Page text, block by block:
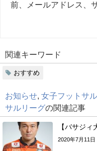
前、メールアドレス、
関連キーワード
おすすめ
お知らせ 女子フットサル
サルリーグの関連記事
【バサジ
2020年7月11日